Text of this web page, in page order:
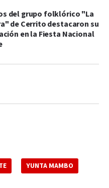
del grupo folklórico "La
de Cerrito destacaron su
en la Fiesta Nacional
YUNTA MAMBO